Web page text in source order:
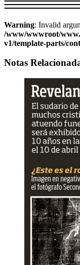
Warning: Invalid
/www/wwwroot/
v1/template-parts/
Notas